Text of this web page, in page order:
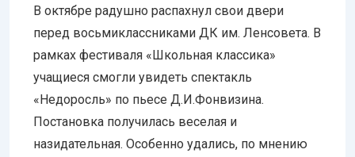
В октябре радушно распахнул свои двери
перед восьмиклассниками ДК им. Ленсовета. В
рамках фестиваля «Школьная классика»
учащиеся смогли увидеть спектакль
«Недоросль» по пьесе Д.И.Фонвизина.
Постановка получилась веселая и
назидательная. Особенно удались, по мнению